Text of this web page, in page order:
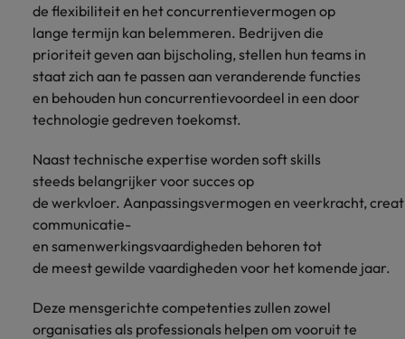
de flexibiliteit en het concurrentievermogen op
lange termijn kan belemmeren. Bedrijven die
prioriteit geven aan bijscholing, stellen hun teams in
staat zich aan te passen aan veranderende functies
en behouden hun concurrentievoordeel in een door
technologie gedreven toekomst.
Naast technische expertise worden soft skills
steeds belangrijker voor succes op
de werkvloer. Aanpassingsvermogen en veerkracht,
communicatie-
en samenwerkingsvaardigheden behoren tot
de meest gewilde vaardigheden voor het komende jaar.
Deze mensgerichte competenties zullen zowel
organisaties als professionals helpen om vooruit te